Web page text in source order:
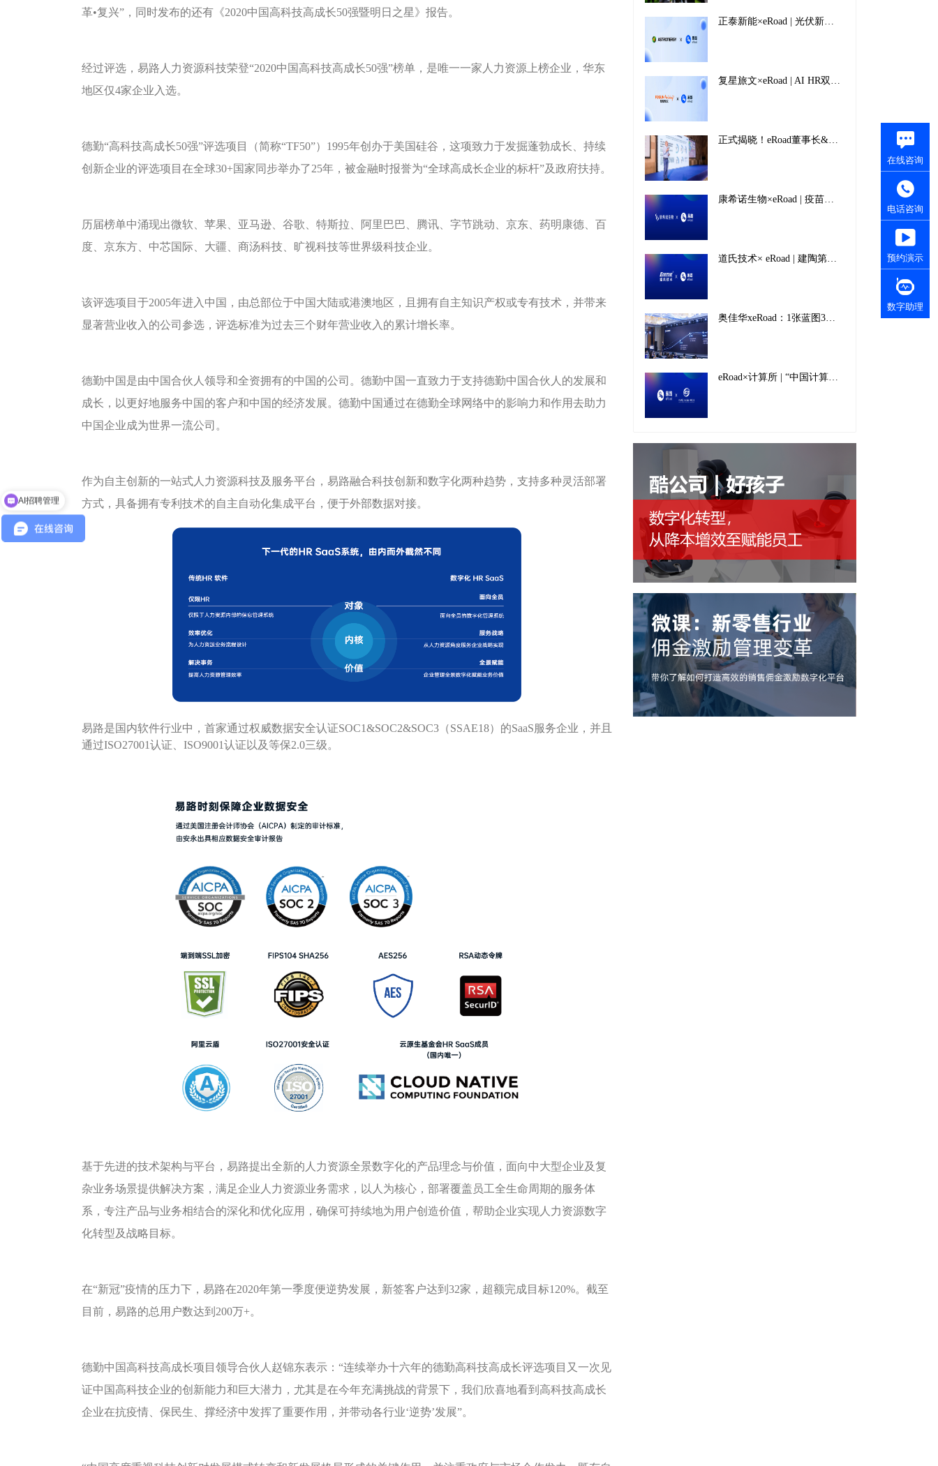
革•复兴”，同时发布的还有《2020中国高科技高成长50强暨明日之星》报告。
经过评选，易路人力资源科技荣登“2020中国高科技高成长50强”榜单，是唯一一家人力资源上榜企业，华东
地区仅4家企业入选。
德勤“高科技高成长50强”评选项目（简称“TF50”）1995年创办于美国硅谷，这项致力于发掘蓬勃成长、持续
创新企业的评选项目在全球30+国家同步举办了25年，被金融时报誉为“全球高成长企业的标杆”及政府扶持。
历届榜单中涌现出微软、苹果、亚马逊、谷歌、特斯拉、阿里巴巴、腾讯、字节跳动、京东、药明康德、百
度、京东方、中芯国际、大疆、商汤科技、旷视科技等世界级科技企业。
该评选项目于2005年进入中国，由总部位于中国大陆或港澳地区，且拥有自主知识产权或专有技术，并带来
显著营业收入的公司参选，评选标准为过去三个财年营业收入的累计增长率。
德勤中国是由中国合伙人领导和全资拥有的中国的公司。德勤中国一直致力于支持德勤中国合伙人的发展和
成长，以更好地服务中国的客户和中国的经济发展。德勤中国通过在德勤全球网络中的影响力和作用去助力
中国企业成为世界一流公司。
作为自主创新的一站式人力资源科技及服务平台，易路融合科技创新和数字化两种趋势，支持多种灵活部署
方式，具备拥有专利技术的自主自动化集成平台，便于外部数据对接。
易路是国内软件行业中，首家通过权威数据安全认证SOC1&SOC2&SOC3（SSAE18）的SaaS服务企业，并且
通过ISO27001认证、ISO9001认证以及等保2.0三级。
基于先进的技术架构与平台，易路提出全新的人力资源全景数字化的产品理念与价值，面向中大型企业及复
杂业务场景提供解决方案，满足企业人力资源业务需求，以人为核心，部署覆盖员工全生命周期的服务体
系，专注产品与业务相结合的深化和优化应用，确保可持续地为用户创造价值，帮助企业实现人力资源数字
化转型及战略目标。
在“新冠”疫情的压力下，易路在2020年第一季度便逆势发展，新签客户达到32家，超额完成目标120%。截至
目前，易路的总用户数达到200万+。
德勤中国高科技高成长项目领导合伙人赵锦东表示：“连续举办十六年的德勤高科技高成长评选项目又一次见
证中国高科技企业的创新能力和巨大潜力，尤其是在今年充满挑战的背景下，我们欣喜地看到高科技高成长
企业在抗疫情、保民生、撑经济中发挥了重要作用，并带动各行业‘逆势’发展”。
在线咨询
电话咨询
预约演示
数字助理
企业出海服务